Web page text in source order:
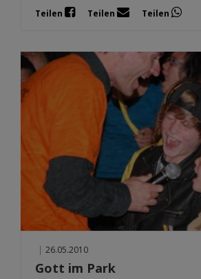
Teilen Teilen Teilen
| 26.05.2010
Gott im Park